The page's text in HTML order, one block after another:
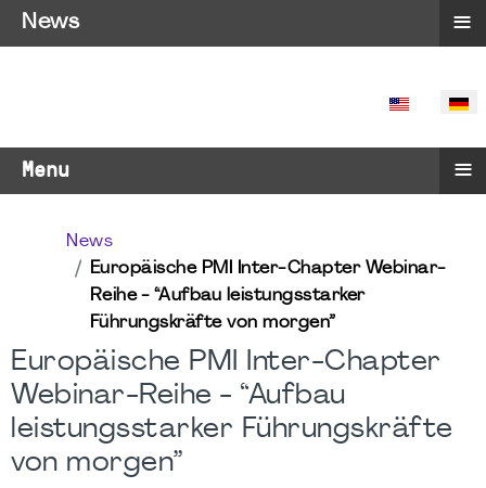
SPRACHE
Menu ≡
News
Europäische PMI Inter-Chapter Webinar-
Reihe - “Aufbau leistungsstarker
Führungskräfte von morgen”
Europäische PMI Inter-Chapter
Webinar-Reihe - “Aufbau
leistungsstarker Führungskräfte
von morgen”
News ≡